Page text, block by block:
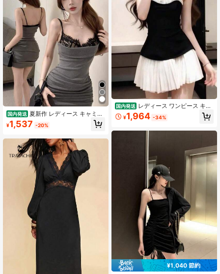
国内発送 夏新作 レディース キャミソ
ールタイトミニワンピース ピュアセ
クシー 細見え スレンダー キャミワ
レディース chic フェイクツーピース
ワンピ
¥1,537 -20%
国内発送 レディース ワンピース キャ
ミソールワンピース ミニワンピース
ミニ丈 バイカラー 配色 ハートネッ
エスト 切り替え ビスチェ風 着痩せ
脚長効果 痩せ見え 華奢見え 骨格ウ
ェーブ フレンチガーリー 大人可愛い
フェミニン ガーリー 量産型 地雷系
デート お呼ばれ パーティー 女子会
モノトーン ブラック ホワイト 夏 夏
服 春夏 ノースリーブ きれいめ 清楚
上品 SNS映え 1枚で決まる お出かけ
旅行 リゾート カジュアル フェイク
レイヤード フィットアンドフレア 2
0代 30代 10代 韓国ファッション 可
愛い おしゃれ 記念日 2次会 発表会
スタイルアップ
¥1,964 -34%
¥1,040 節約